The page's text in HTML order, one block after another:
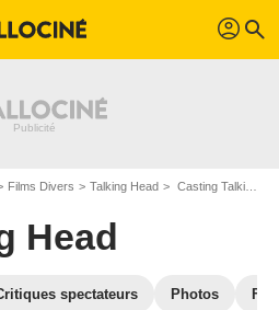
profil search
Films Divers Talking Head Casting Talking Head
Head
spectateurs Photos